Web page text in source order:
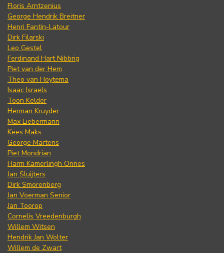
Floris Arntzenius
George Hendrik Breitner
Henri Fantin-Latour
Dirk Filarski
Leo Gestel
Ferdinand Hart Nibbrig
Piet van der Hem
Theo van Hoytema
Isaac Israels
Toon Kelder
Herman Kruyder
Max Liebermann
Kees Maks
George Martens
Piet Mondrian
Harm Kamerlingh Onnes
Jan Sluijters
Dirk Smorenberg
Jan Voerman Senior
Jan Toorop
Cornelis Vreedenburgh
Willem Witsen
Hendrik Jan Wolter
Willem de Zwart